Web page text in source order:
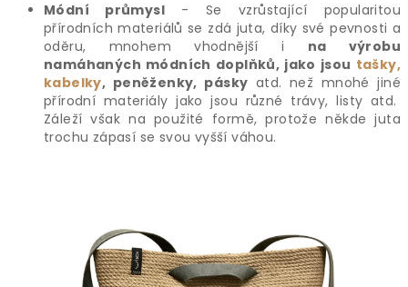
Módní průmysl - Se vzrůstající popularitou
přírodních materiálů se zdá juta, díky své pevnosti a
oděru, mnohem vhodnější i na výrobu
namáhaných módních doplňků, jako jsou tašky,
kabelky, peněženky, pásky atd. než mnohé jiné
přírodní materiály jako jsou různé trávy, listy atd.
Záleží však na použité formě, protože někde juta
trochu zápasí se svou vyšší váhou.